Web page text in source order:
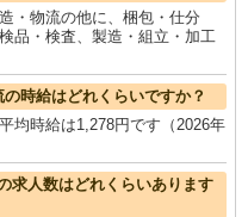
・物流の他に、梱包・仕分
品・検査、製造・組立・加工
時給はどれくらいですか？
均時給は1,278円です（2026年
求人数はどれくらいあります